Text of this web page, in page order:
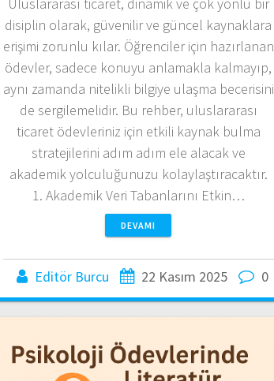
disiplin olarak, güvenilir ve güncel kaynaklara
erişimi zorunlu kılar. Öğrenciler için hazırlanan
ödevler, sadece konuyu anlamakla kalmayıp,
aynı zamanda nitelikli bilgiye ulaşma becerisini
de sergilemelidir. Bu rehber, uluslararası
ticaret ödevleriniz için etkili kaynak bulma
stratejilerini adım adım ele alacak ve
akademik yolculuğunuzu kolaylaştıracaktır.
1. Akademik Veri Tabanlarını Etkin…
DEVAMI
Editör Burcu 22 Kasım 2025 0